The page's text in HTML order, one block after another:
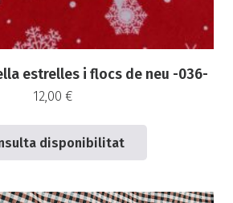
estrelles i flocs de neu -036-
12,00 €
disponibilitat